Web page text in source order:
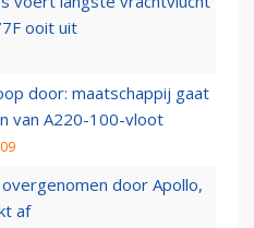
ooit uit
door: maatschappij gaat
van A220-100-vloot
door Apollo,
af